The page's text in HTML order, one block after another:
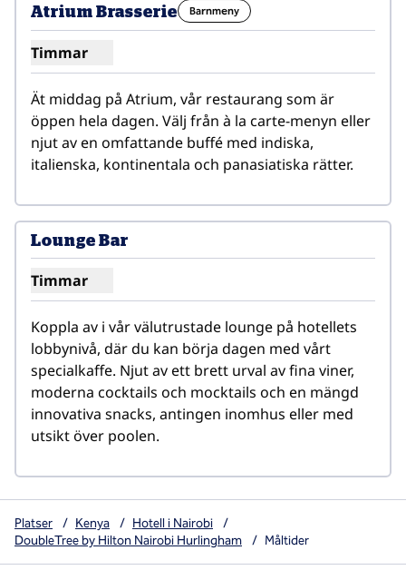
Atrium Brasserie Barnmeny
Timmar
Visa timmar för Atrium Brasserie
Ät middag på Atrium, vår restaurang som är
öppen hela dagen. Välj från à la carte-menyn eller
njut av en omfattande buffé med indiska,
italienska, kontinentala och panasiatiska rätter.
1/3
1 av 3
föregående bild
Lounge Bar
Timmar
Visa timmar för Lounge Bar
Koppla av i vår välutrustade lounge på hotellets
lobbynivå, där du kan börja dagen med vårt
specialkaffe. Njut av ett brett urval av fina viner,
moderna cocktails och mocktails och en mängd
innovativa snacks, antingen inomhus eller med
utsikt över poolen.
Platser / Kenya / Hotell i Nairobi
/
DoubleTree by Hilton Nairobi Hurlingham
/ Måltider